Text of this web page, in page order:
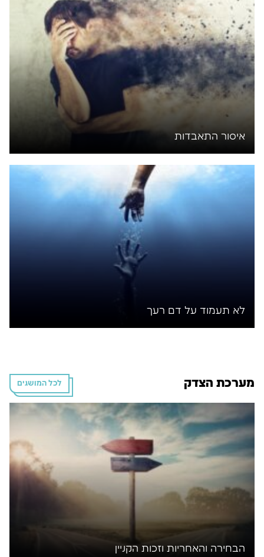
איסור התאבדות
לא תעמוד על דם רעך
לכל המושגים מערכת הצדק
הבחירה והאחריות וזכות הקניין